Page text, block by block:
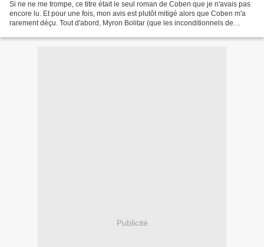
Si ne ne me trompe, ce titre était le seul roman de Coben que je n'avais pas
encore lu. Et pour une fois, mon avis est plutôt mitigé alors que Coben m'a
rarement déçu. Tout d'abord, Myron Bolitar (que les inconditionnels de
Publicité